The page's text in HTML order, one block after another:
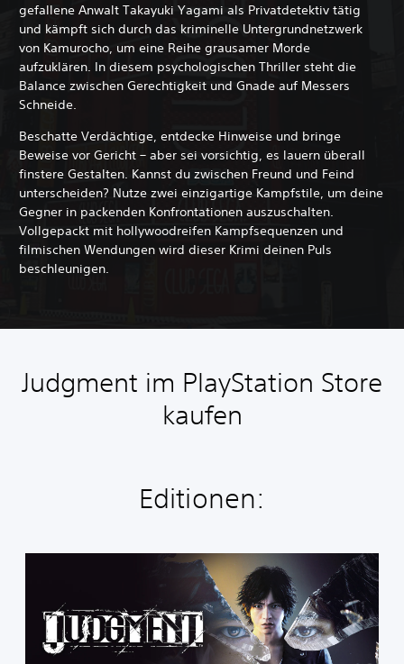
gefallene Anwalt Takayuki Yagami als Privatdetektiv tätig
und kämpft sich durch das kriminelle Untergrundnetzwerk
von Kamurocho, um eine Reihe grausamer Morde
aufzuklären. In diesem psychologischen Thriller steht die
Balance zwischen Gerechtigkeit und Gnade auf Messers
Schneide.
Beschatte Verdächtige, entdecke Hinweise und bringe
Beweise vor Gericht – aber sei vorsichtig, es lauern überall
finstere Gestalten. Kannst du zwischen Freund und Feind
unterscheiden? Nutze zwei einzigartige Kampfstile, um deine
Gegner in packenden Konfrontationen auszuschalten.
Vollgepackt mit hollywoodreifen Kampfsequenzen und
filmischen Wendungen wird dieser Krimi deinen Puls
beschleunigen.
Judgment im PlayStation Store
kaufen
Editionen: